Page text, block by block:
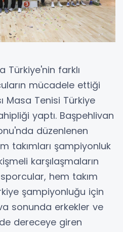
Türkiye'nin farklı
mücadele ettiği
Masa Tenisi Türkiye
yaptı. Başpehlivan
düzenlenen
takımları şampiyonluk
karşılaşmaların
hem takım
şampiyonluğu için
sonunda erkekler ve
dereceye giren